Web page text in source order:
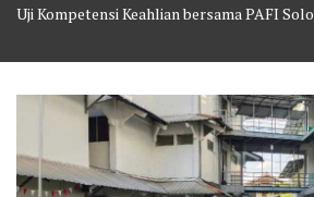
Uji Kompetensi Keahlian bersama PAFI Solo